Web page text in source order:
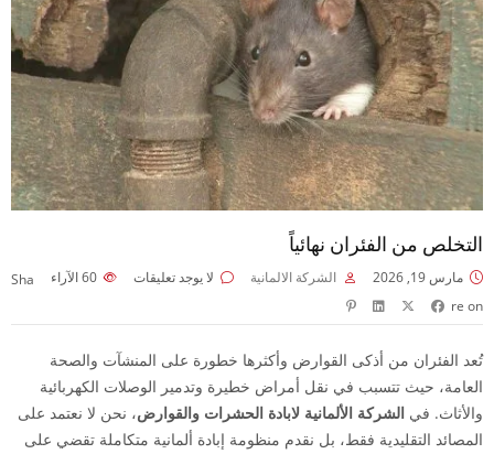
التخلص من الفئران نهائياً
مارس 19, 2026 الشركة الالمانية لا يوجد تعليقات الآراء
Sha
re on
تُعد الفئران من أذكى القوارض وأكثرها خطورة على المنشآت والصحة
العامة، حيث تتسبب في نقل أمراض خطيرة وتدمير الوصلات الكهربائية
والأثاث. في الشركة الألمانية لابادة الحشرات والقوارض، نحن لا نعتمد على
المصائد التقليدية فقط، بل نقدم منظومة إبادة ألمانية متكاملة تقضي على